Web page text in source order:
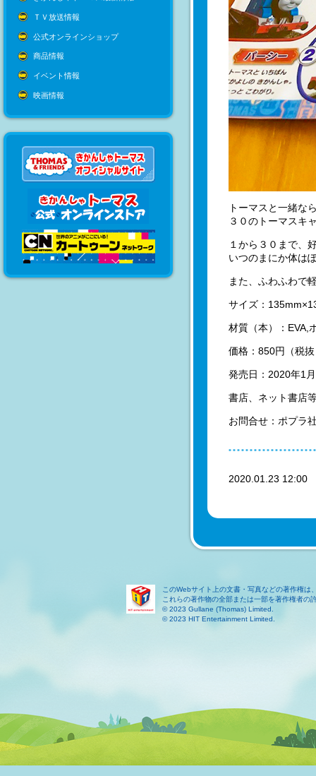
ＴＶ放送情報
公式オンラインショップ
商品情報
イベント情報
映画情報
トーマスと一緒な
３０のトーマスキ
１から３０まで、
いつのまにか体は
また、ふわふわで
サイズ：
材質（本）：
価格：850円（税
発売日：2020年1
書店、ネット書店
お問合せ：ポプラ
2020.01.23
このWebサイト上の文書・写真などの著作権は
これらの著作物の全部または一部を著作権者の
© 2023 Gullane (Thomas) Limited.
© 2023 HIT Entertainment Limited.